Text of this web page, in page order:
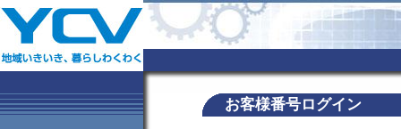
お客様番号ログイン